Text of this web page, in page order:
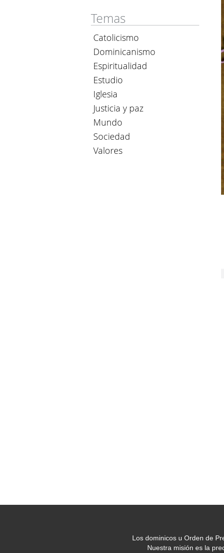
Temas
Catolicismo
Dominicanismo
Espiritualidad
Estudio
Iglesia
Justicia y paz
Mundo
Sociedad
Valores
Los dominicos u Orden de
Nuestra misión es la